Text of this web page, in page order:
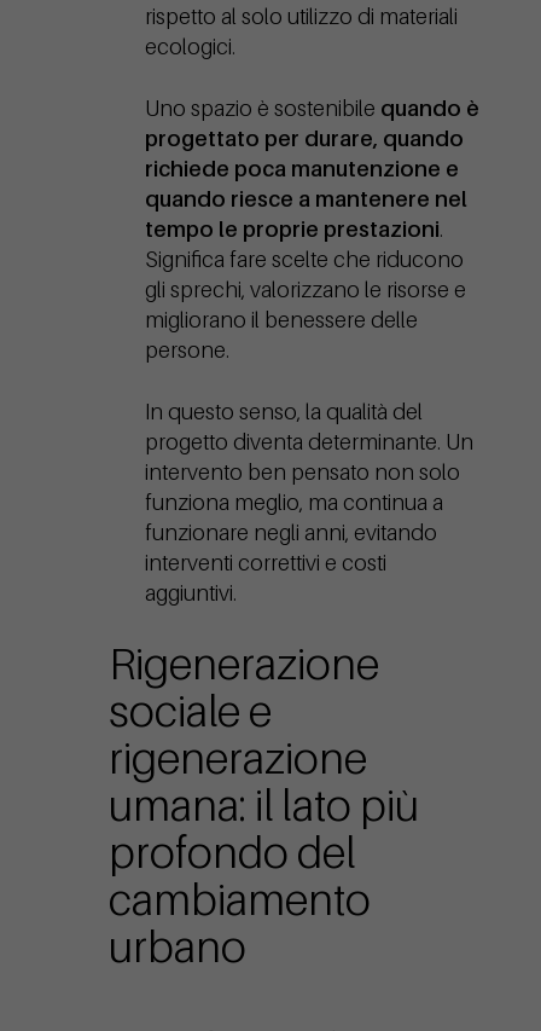
rispetto al solo utilizzo di materiali
ecologici.
Uno spazio è sostenibile quando è
progettato per durare, quando
richiede poca manutenzione e
quando riesce a mantenere nel
tempo le proprie prestazioni.
Significa fare scelte che riducono
gli sprechi, valorizzano le risorse e
migliorano il benessere delle
persone.
In questo senso, la qualità del
progetto diventa determinante. Un
intervento ben pensato non solo
funziona meglio, ma continua a
funzionare negli anni, evitando
interventi correttivi e costi
aggiuntivi.
Rigenerazione
sociale e
rigenerazione
umana: il lato più
profondo del
cambiamento
urbano